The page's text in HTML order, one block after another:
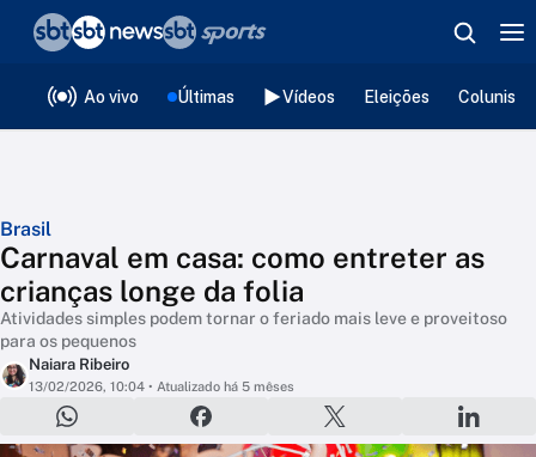
Ao vivo Últimas Vídeos Eleições
Brasil
Carnaval em casa: como entreter as
crianças longe da folia
Atividades simples podem tornar o feriado mais leve e proveitoso
para os pequenos
Naiara Ribeiro
13/02/2026, 10:04 • Atualizado há 5 mêses
❮voltar
Editorias